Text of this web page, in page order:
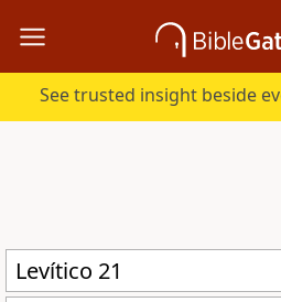
See trusted insight beside